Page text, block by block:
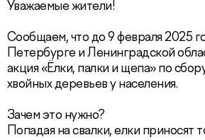
Уважаемые жители!
Сообщаем, что до 9 февраля 2025
Петербурге и Ленинградской
акция «Ёлки, палки и щепа» по
хвойных деревьев у населения.
Зачем это нужно?
Попадая на свалки, елки приносят